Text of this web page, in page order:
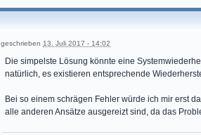
geschrieben 13. Juli 2017 - 14:02
Die simpelste Lösung könnte eine
natürlich, es existieren entsprechende
Bei so einem schrägen Fehler würde ich mir erst
alle anderen Ansätze ausgereizt sind, da das